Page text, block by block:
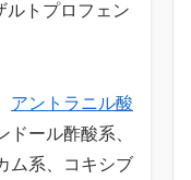
ルトプロフェン
アントラニル酸
ール酢酸系、
ム系、コキシブ